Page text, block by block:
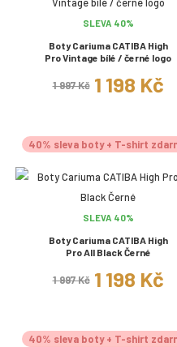
SLEVA 40%
Boty Cariuma CATIBA High
Pro Vintage bílé / černé logo
1 997 Kč 1 198 Kč
40% sleva boty + T-shirt
SLEVA 40%
Boty Cariuma CATIBA High
Pro All Black Černé
1 997 Kč 1 198 Kč
40% sleva boty + T-shirt